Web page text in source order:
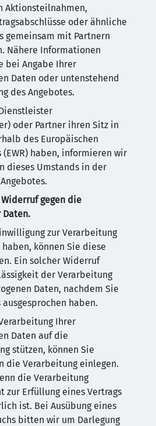
Aktionsteilnahmen,
oder ähnliche
gemeinsam mit Partnern
Nähere Informationen
bei Angabe Ihrer
Daten oder untenstehend
des Angebotes.
oder Partner ihren Sitz in
des Europäischen
haben, informieren wir
dieses Umstands in der
gegen die
zur Verarbeitung
können Sie diese
Ein solcher Widerruf
der Verarbeitung
Daten, nachdem Sie
haben.
Ihrer
Daten auf die
stützen, können Sie
die Verarbeitung einlegen.
die Verarbeitung
zur Erfüllung eines Vertrags
ist. Bei Ausübung eines
bitten wir um Darlegung